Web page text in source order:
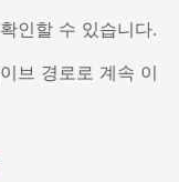
인할 수 있습니다.
브 경로로 계속 이